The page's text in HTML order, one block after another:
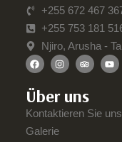
+255 672 467
+255 753 181
Njiro, Arusha -
Über uns
Kontaktieren Sie uns
Galerie